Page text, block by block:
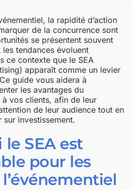
la rapidité d’action
de la concurrence sont
se présentent souvent
tendances évoluent
ce contexte que le SEA
apparaît comme un levier
guide vous aidera à
les avantages du
vos clients, afin de leur
de leur audience tout en
investissement.
SEA est
pour les